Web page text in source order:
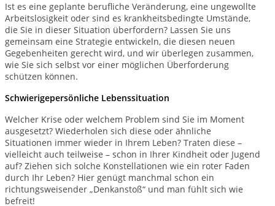
Ist es eine geplante berufliche Veränderung, eine ungewollte
Arbeitslosigkeit oder sind es krankheitsbedingte Umstände,
die Sie in dieser Situation überfordern? Lassen Sie uns
gemeinsam eine Strategie entwickeln, die diesen neuen
Gegebenheiten gerecht wird, und wir überlegen zusammen,
wie Sie sich selbst vor einer möglichen Überforderung
schützen können.
Schwierigepersönliche Lebenssituation
Welcher Krise oder welchem Problem sind Sie im Moment
ausgesetzt? Wiederholen sich diese oder ähnliche
Situationen immer wieder in Ihrem Leben? Traten diese –
vielleicht auch teilweise – schon in Ihrer Kindheit oder Jugend
auf? Ziehen sich solche Konstellationen wie ein roter Faden
durch Ihr Leben? Hier genügt manchmal schon ein
richtungsweisender „Denkanstoß“ und man fühlt sich wie
befreit!